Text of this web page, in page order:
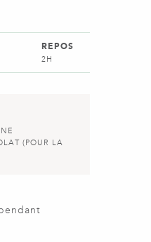
REPOS
2H
(POUR LA